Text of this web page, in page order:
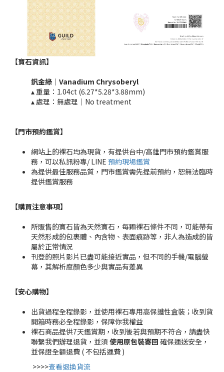
【寶石資訊】
釩金綠 ｜Vanadium Chrysoberyl​
▴ 重量：1.04ct (6.27*5.28*3.88mm)
▴ 處理：無處理｜No treatment​​
【門市預約鑑賞】
網站上的裸石均為現貨，有提供台中/高雄門市預約鑑賞服
務，可以私訊粉專/ LINE 預約現場鑑賞
為提供最佳服務品質，門市鑑賞需先提前預約，恕無法臨時
提供鑑賞服務
【購買注意事項】
所販售的寶石皆為天然寶石，每顆裸石條件不同，可能帶有
天然形成的包裹體、內含物、表面痕跡等，非人為造成的皆
屬於正常情況
刊登的照片影片已盡可能接近實品，但不同的手機/電腦螢
幕，其解析度顏色多少與實品有差異
【安心購物】
出貨過程全程錄影，並使用裸石專用高保護性盒裝；收到貨
開箱時務必全程錄影，保障你我權益
裸石商品提供7天鑑賞期，收到後若與預期不符合，請盡快
聯繫我們辦理退貨，並須 使用原包裝寄回 確保運送安全，
並保證全額退費 ( 不包括運費 )
>>>>查看退換貨流